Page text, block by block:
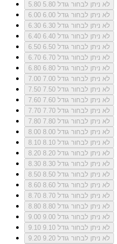
5.80
לא ניתן לבחור גודל 5.80
6.00
לא ניתן לבחור גודל 6.00
6.30
לא ניתן לבחור גודל 6.30
6.40
לא ניתן לבחור גודל 6.40
6.50
לא ניתן לבחור גודל 6.50
6.70
לא ניתן לבחור גודל 6.70
6.80
לא ניתן לבחור גודל 6.80
7.00
לא ניתן לבחור גודל 7.00
7.50
לא ניתן לבחור גודל 7.50
7.60
לא ניתן לבחור גודל 7.60
7.70
לא ניתן לבחור גודל 7.70
7.80
לא ניתן לבחור גודל 7.80
8.00
לא ניתן לבחור גודל 8.00
8.10
לא ניתן לבחור גודל 8.10
8.20
לא ניתן לבחור גודל 8.20
8.30
לא ניתן לבחור גודל 8.30
8.50
לא ניתן לבחור גודל 8.50
8.60
לא ניתן לבחור גודל 8.60
8.70
לא ניתן לבחור גודל 8.70
8.80
לא ניתן לבחור גודל 8.80
9.00
לא ניתן לבחור גודל 9.00
9.10
לא ניתן לבחור גודל 9.10
9.20
לא ניתן לבחור גודל 9.20